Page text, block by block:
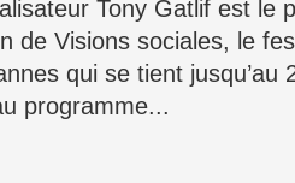
Tony Gatlif est le
de Visions sociales, le
qui se tient jusqu’au
programme...